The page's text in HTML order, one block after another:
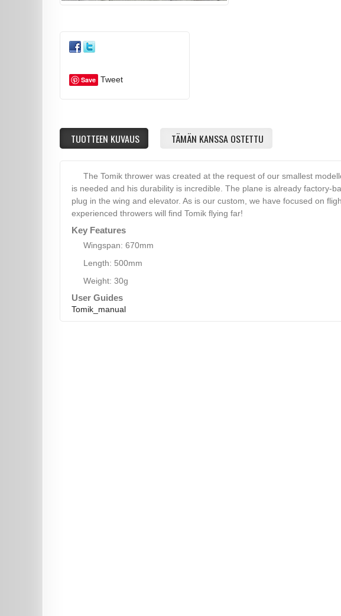
Save Tweet
TUOTTEEN KUVAUS TÄMÄN KANSSA OSTETTU
The Tomik thrower was created at the request of our smallest
is needed and his durability is incredible. The plane is already factory-
plug in the wing and elevator. As is our custom, we have focused on
experienced throwers will find Tomik flying far!
Key Features
Wingspan: 670mm
Length: 500mm
Weight: 30g
User Guides
Tomik_manual